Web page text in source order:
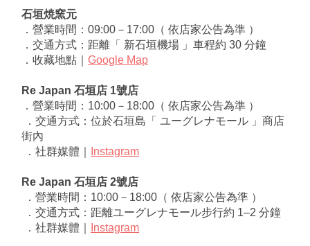
石垣焼窯元
．營業時間：09:00－17:00（ 依店家公告為準 ）
．交通方式：距離「 新石垣機場 」車程約 30 分鐘
．收藏地點｜ Google Map
Re Japan 石垣店 1號店
．營業時間：10:00－18:00（ 依店家公告為準 ）
街內
．社群媒體｜
Instagram
Re Japan 石垣店 2號店
．營業時間：10:00－18:00（ 依店家公告為準 ）
．交通方式：距離ユーグレナモール步行約 1–2 分鐘
．社群媒體
Instagram